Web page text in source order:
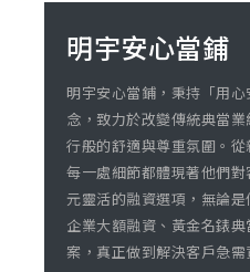
明宇安心當鋪
明宇安心當鋪，秉持「用
念，致力於改變傳統典當
行般的舒適與尊重氛圍。從
每一處細節都體現著他們
元靈活的融資選項，無論
企業大額融資、黃金名錶
案，真正做到解決客戶急需